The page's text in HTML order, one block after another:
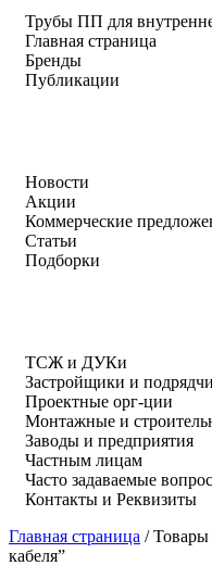
Трубы ПП для
Главная страница
Бренды
Публикации
Новости
Акции
Коммерческие
Статьи
Подборки
ТСЖ и ДУКи
Застройщики и
Проектные орг-ции
Монтажные и
Заводы и предприятия
Частным лицам
Часто задаваемые
Контакты и Реквизиты
Главная страница /Товары
кабеля”